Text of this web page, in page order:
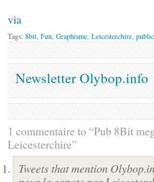
via
Tags: 8bit, Fun, Graphisme, Leicesterchire,
Newsletter Olybop.info
1 commentaire to “Pub 8Bit
Leicesterchire”
Tweets that mention